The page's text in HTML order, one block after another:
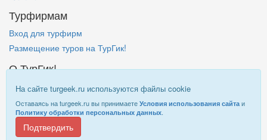
На сайте turgeek.ru используются файлы cookie
Оставаясь на turgeek.ru вы принимаете Условия использования сайта и
Политику обработки персональных данных.
Подтвердить
Турфирмам
Вход для турфирм
Размещение туров на ТурГик!
О ТурГик!
Кто такой ТурГик?
Правовая информация